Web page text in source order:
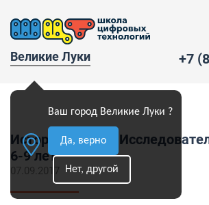
Великие Луки
Ваш город Великие Луки ?
Да, верно
Нет, другой
+7
История кружка
6-9 лет
07.09.2017